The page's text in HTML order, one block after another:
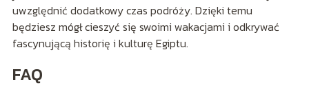
uwzględnić dodatkowy czas podróży. Dzięki temu
będziesz mógł cieszyć się swoimi wakacjami i odkrywać
fascynującą historię i kulturę Egiptu.
FAQ